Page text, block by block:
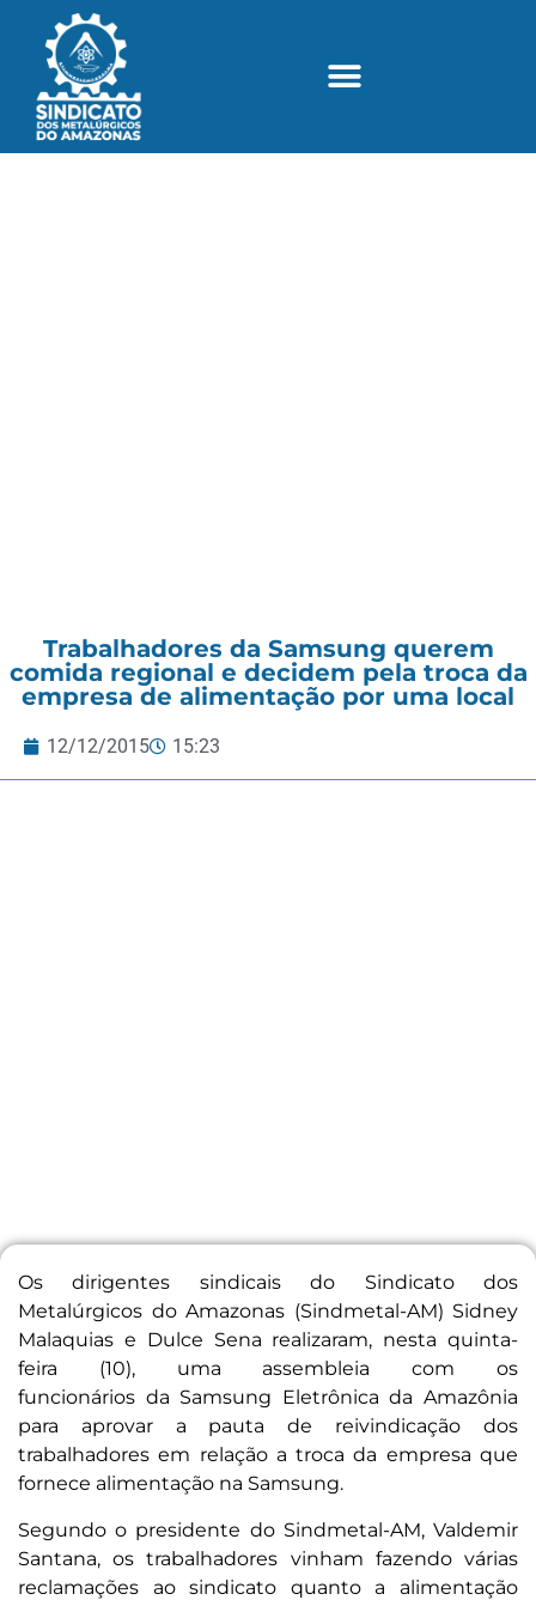
Trabalhadores da Samsung querem
comida regional e decidem pela troca da
empresa de alimentação por uma local
12/12/2015 15:23
Os dirigentes sindicais do Sindicato dos
Metalúrgicos do Amazonas (Sindmetal-AM) Sidney
Malaquias e Dulce Sena realizaram, nesta quinta-
feira (10), uma assembleia com os
funcionários da Samsung Eletrônica da Amazônia
para aprovar a pauta de reivindicação dos
trabalhadores em relação a troca da empresa que
fornece alimentação na Samsung.
Segundo o presidente do Sindmetal-AM, Valdemir
Santana, os trabalhadores vinham fazendo várias
reclamações ao sindicato quanto a alimentação